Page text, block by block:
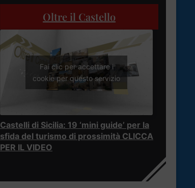
Oltre il Castello
Fai clic per accettare i
cookie per questo servizio
Castelli di Sicilia: 19 ‘mini guide’ per la
sfida del turismo di prossimità CLICCA
PER IL VIDEO